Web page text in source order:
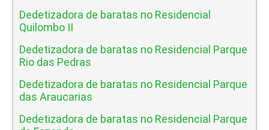
Dedetizadora de baratas no Residencial
Quilombo II
Dedetizadora de baratas no Residencial Parque
Rio das Pedras
Dedetizadora de baratas no Residencial Parque
das Araucarias
Dedetizadora de baratas no Residencial Parque